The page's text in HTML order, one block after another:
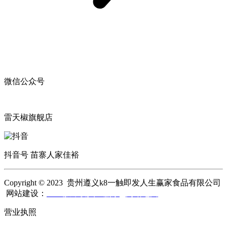
微信公众号
雷天椒旗舰店
抖音号 苗寨人家佳裕
Copyright © 2023 贵州遵义k8一触即发人生赢家食品有限公司
网站建设：
营业执照